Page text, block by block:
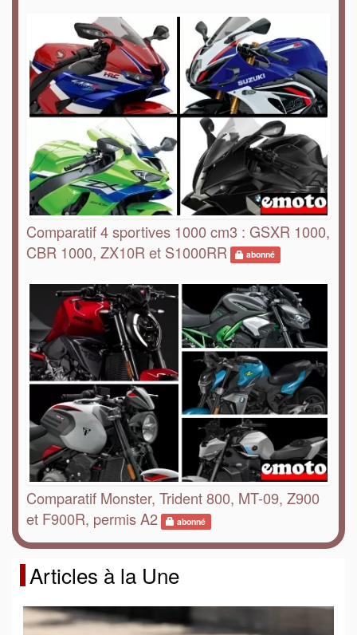
Comparatif 4 sportives 1000 cm3 : GSXR 1000,
CBR 1000, ZX10R et S1000RR
abonné
Comparatif Monster, Trident 800, MT-09, Z900
et F900R, permis A2
abonné
Articles à la Une